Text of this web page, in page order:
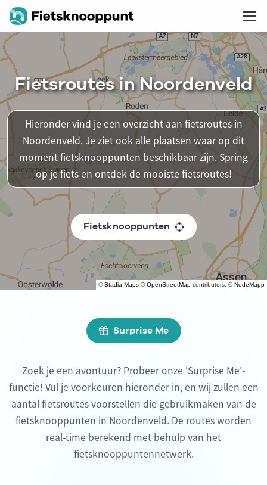
©Stadia Maps ©OpenStreetMap contributors, ©NodeMapp
Fietsroutes in Noordenveld
Hieronder vind je een overzicht aan fietsroutes in
Noordenveld. Je ziet ook alle plaatsen waar op dit
moment fietsknooppunten beschikbaar zijn. Spring
op je fiets en ontdek de mooiste fietsroutes!
Fietsknooppunten
Surprise Me
Zoek je een avontuur? Probeer onze 'Surprise Me'-
functie! Vul je voorkeuren hieronder in, en wij zullen een
aantal fietsroutes voorstellen die gebruikmaken van de
fietsknooppunten in Noordenveld. De routes worden
real-time berekend met behulp van het
fietsknooppuntennetwerk.